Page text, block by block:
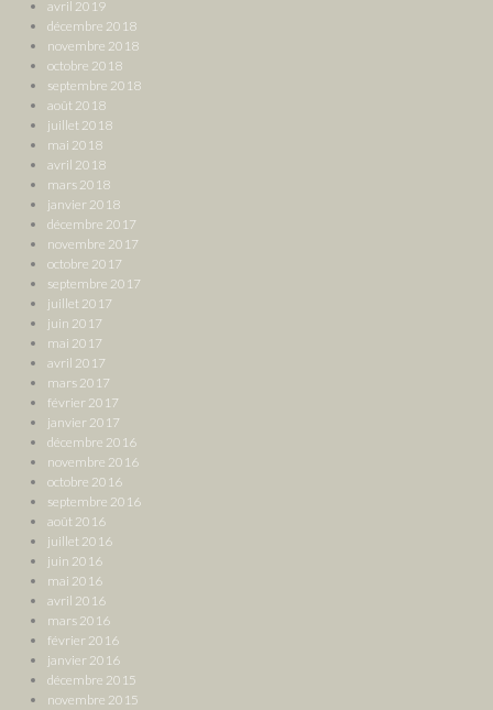
avril 2019
décembre 2018
novembre 2018
octobre 2018
septembre 2018
août 2018
juillet 2018
mai 2018
avril 2018
mars 2018
janvier 2018
décembre 2017
novembre 2017
octobre 2017
septembre 2017
juillet 2017
juin 2017
mai 2017
avril 2017
mars 2017
février 2017
janvier 2017
décembre 2016
novembre 2016
octobre 2016
septembre 2016
août 2016
juillet 2016
juin 2016
mai 2016
avril 2016
mars 2016
février 2016
janvier 2016
décembre 2015
novembre 2015